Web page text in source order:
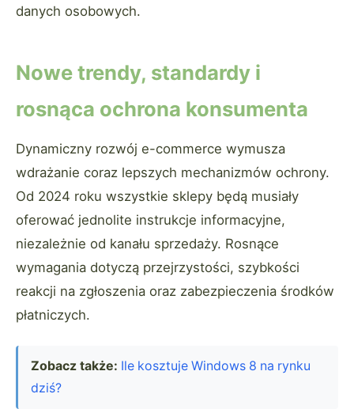
danych osobowych.
Nowe trendy, standardy i
rosnąca ochrona konsumenta
Dynamiczny rozwój e-commerce wymusza
wdrażanie coraz lepszych mechanizmów ochrony.
Od 2024 roku wszystkie sklepy będą musiały
oferować jednolite instrukcje informacyjne,
niezależnie od kanału sprzedaży. Rosnące
wymagania dotyczą przejrzystości, szybkości
reakcji na zgłoszenia oraz zabezpieczenia środków
płatniczych.
Zobacz także: Ile kosztuje Windows 8 na rynku
dziś?